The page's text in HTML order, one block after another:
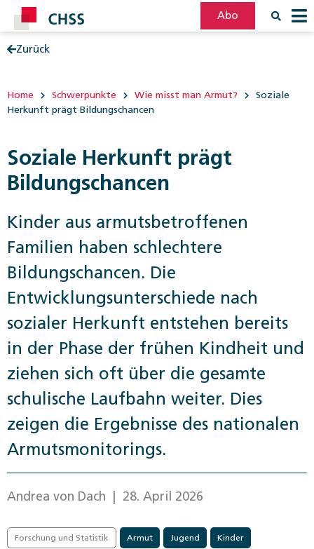
Abo
Zurück
Home Schwerpunkte Wie misst man Armut?
Soziale
Herkunft prägt Bildungschancen
Soziale Herkunft prägt
Bildungschancen
Kinder aus armutsbetroffenen
Familien haben schlechtere
Bildungschancen. Die
Entwicklungsunterschiede nach
sozialer Herkunft entstehen bereits
in der Phase der frühen Kindheit und
ziehen sich oft über die gesamte
schulische Laufbahn weiter. Dies
zeigen die Ergebnisse des nationalen
Armutsmonitorings.
Andrea von Dach | 28. April 2026
Forschung und Statistik Armut Jugend Kinder